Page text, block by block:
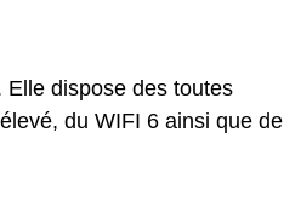
dispose des toutes
du WIFI 6 ainsi que de